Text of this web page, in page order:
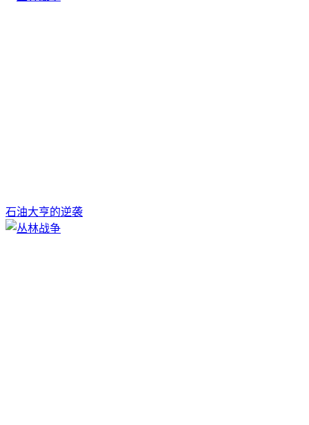
石油大亨的逆袭